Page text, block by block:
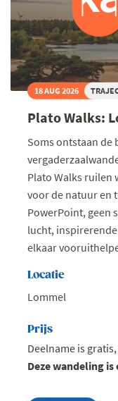
18 AUG 2026
Plato Walks:
Soms ontstaan de
Plato Walks ruilen
voor de natuur en
PowerPoint, geen
lucht,
elkaar
Locatie
Lommel
Prijs
Deelname is
Deze wandeling